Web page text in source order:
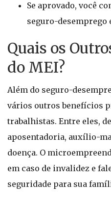
Se aprovado, você
seguro-desemprego
Quais os
do MEI?
Além do seguro-
vários outros benefícios
trabalhistas. Entre eles,
aposentadoria, auxílio-
doença. O
em caso de invalidez e
seguridade para sua